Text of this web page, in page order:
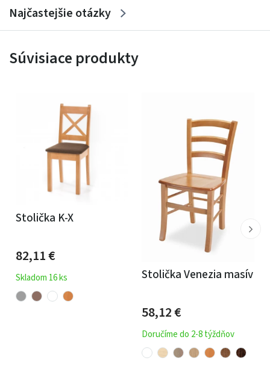
Najčastejšie otázky
Súvisiace produkty
Stolička K-X
82,11€
Skladom 16 ks Stolička Venezia masív
58,12€
Doručíme do 2-8 týždňov